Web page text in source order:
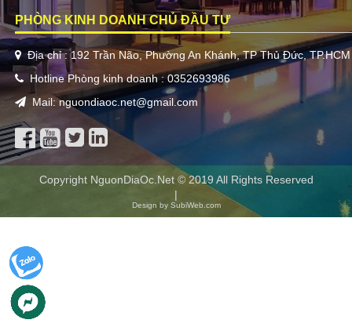
PHÒNG KINH DOANH CHỦ ĐẦU TƯ
Địa chỉ : 192 Trần Não, Phường An Khánh, TP Thủ Đức, TP.HCM
Hotline Phòng kinh doanh : 0352693986
Mail: nguondiaoc.net@gmail.com
Copyright NguonDiaOc.Net © 2019 All Rights Reserved
|
Design by SubiWeb.com